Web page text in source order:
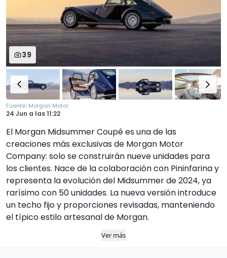
39
Fuente: Morgan Motor
24 Jun a las11:22
El Morgan Midsummer Coupé es una de las
creaciones más exclusivas de Morgan Motor
Company: solo se construirán nueve unidades para
los clientes. Nace de la colaboración con Pininfarina y
representa la evolución del Midsummer de 2024, ya
rarísimo con 50 unidades. La nueva versión introduce
un techo fijo y proporciones revisadas, manteniendo
el típico estilo artesanal de Morgan.
Ver más